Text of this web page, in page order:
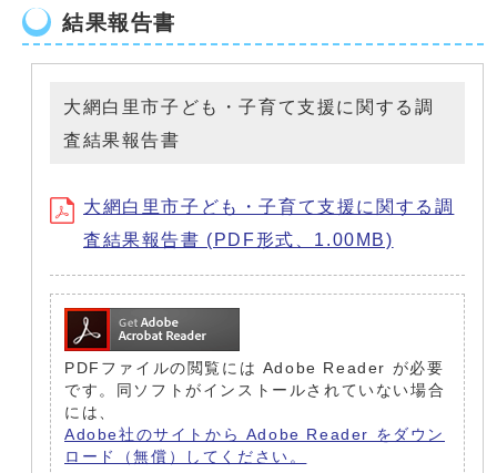
結果報告書
大網白里市子ども・子育て支援に関する調
査結果報告書
大網白里市子ども・子育て支援に関する調
査結果報告書 (PDF形式、1.00MB)
PDFファイルの閲覧には Adobe Reader が必要
です。同ソフトがインストールされていない場合
には、
Adobe社のサイトから Adobe Reader をダウン
ロード（無償）してください。